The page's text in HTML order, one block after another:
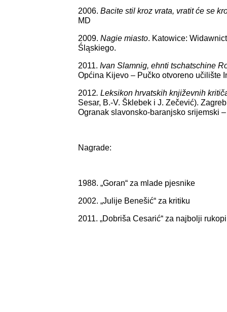
2006. Bacite stil kroz vrata, vratit će se
MD
2009. Nagie miasto. Katowice:
Śląskiego.
2011. Ivan Slamnig, ehnti tschatschine
Općina Kijevo – Pučko otvoreno učilište
2012. Leksikon hrvatskih književnih
Sesar, B.-V. Šklebek i J. Zečević).
Ogranak slavonsko-baranjsko srijemski
Nagrade:
1988. „Goran“ za mlade pjesnike
2002. „Julije Benešić“ za kritiku
2011. „Dobriša Cesarić“ za najbolji